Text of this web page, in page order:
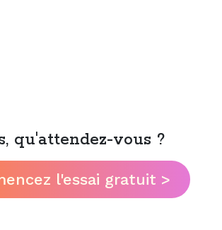
qu'attendez-vous ?
l'essai gratuit >